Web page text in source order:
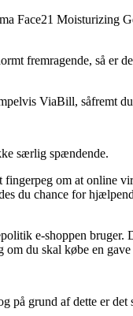
Face21 Moisturizing
fremragende, så er
ViaBill, såfremt
særlig spændende.
om at online
du chance for
e-shoppen bruger.
du skal købe en
grund af dette er